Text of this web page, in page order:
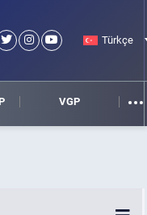
Türkçe
VGP